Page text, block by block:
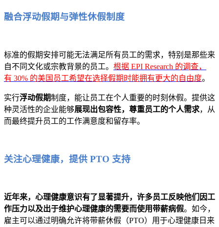
融合浮动假期与弹性休假制度
标准的假期安排可能无法满足所有员工的需求，特别是那些来
自不同文化或宗教背景的员工。 根据 EPI Research 的调查，
有 30% 的美国员工希望在选择假期时能拥有更大的自由度。
实行浮动假期制度，能让员工在个人重要的时刻休假。提供这
种灵活性的企业能够展现出包容性，尊重员工的个人需求，从
而最终提升员工的工作满意度和留存率。
关注心理健康，提供 PTO 支持
近年来，心理健康意识有了显著提升，许多员工反映他们因工
作压力以及出于维护心理健康的需要而使用带薪病假。如今，
雇主可以通过明确允许将带薪休假（PTO）用于心理健康日来